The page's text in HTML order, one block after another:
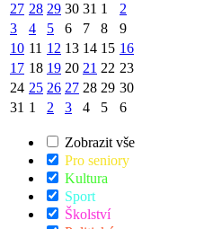
27 28 29 30 31 1
2
3
4 5 6 7 8
9
10 11 12 13 14 15 16
17 18 19 20 21 22 23
24 25 26 27 28 29 30
31 1 2 3 4 5 6
Zobrazit vše
Pro seniory
Kultura
Sport
Školství